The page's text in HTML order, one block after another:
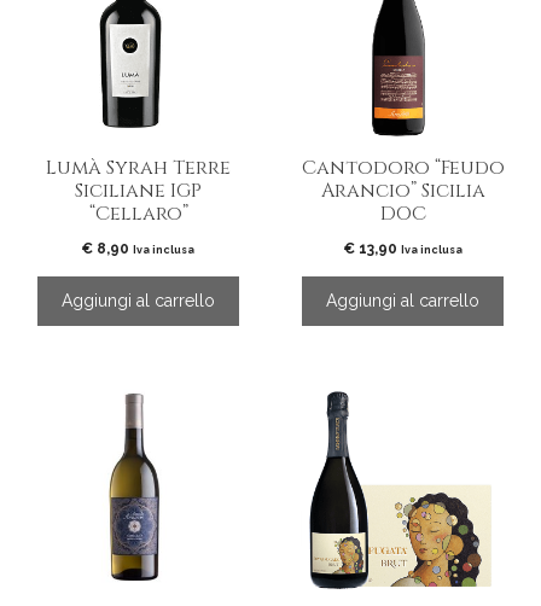
Lumà Syrah Terre
Siciliane IGP
“Cellaro”
€ 8,90 Iva inclusa
Aggiungi al carrello
Cantodoro “Feudo
Arancio” Sicilia
DOC
€13,90 Iva inclusa
Aggiungi al carrello